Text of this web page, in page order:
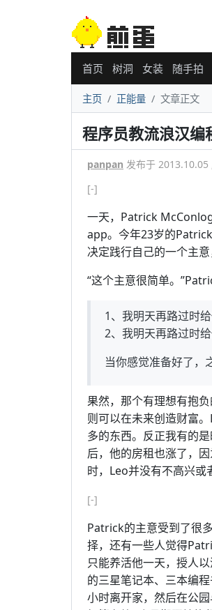
首页 树洞 女装 随手拍
主页 正能量 文章正文
程序员教流浪汉编
panpan 发布于 2013.10.05
[-]
一天，Patrick
app。今年23岁的
决定践行自己的一个主
“这个主意很简单。
1、我明天再路过时给
2、我明天再路过时
当你感觉准备好了，
果然，那个有理想有抱
则可以在未来创造财富
多的东西。反正我有的
后，他的房租也涨了，
时，Leo并没有不高兴或
[-]
Patrick的主意受到了很
择，还有一些人觉得
只能养活他一天，授人
的三星笔记本、三本编
小时离开家，然后在公